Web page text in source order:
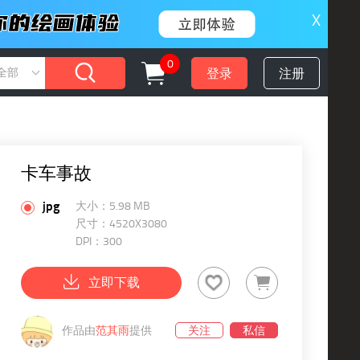
X
部
0
登录 注册
卡车事故
jpg
大小：5.98 MB
尺寸：4520X3080
DPI：300
立即下载
作品由范其雨提供 关注 私信